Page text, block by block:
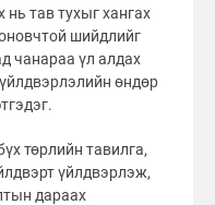
нь тав тухыг хангах
шийдлийг
чанараа үл алдах
өндөр
төрлийн тавилга,
үйлдвэрлэж,
дараах